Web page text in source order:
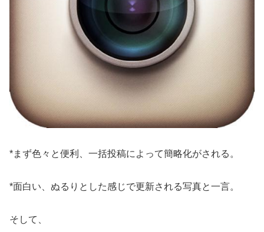
*まず色々と便利、一括投稿によって簡略化がされる。
*面白い、ぬるりとした感じで更新される写真と一言。
そして、